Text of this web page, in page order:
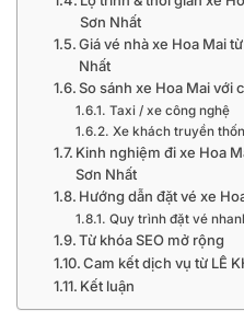
Sơn Nhất
Giá vé nhà xe Hoa Mai
Nhất
So sánh xe Hoa Mai với
Taxi / xe công nghệ
Xe khách truyền
Kinh nghiệm đi xe Hoa
Sơn Nhất
Hướng dẫn đặt vé xe
Quy trình đặt vé
Từ khóa SEO mở rộng
Cam kết dịch vụ từ LÊ
Kết luận